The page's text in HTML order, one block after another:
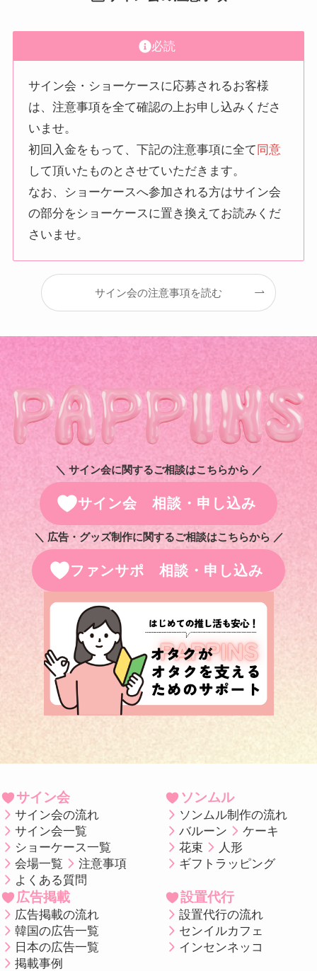
必読
サイン会・ショーケースに応募されるお客様
は、注意事項を全て確認の上お申し込みくださ
いませ。
初回入金をもって、下記の注意事項に全て 同意
して頂いたものとさせていただきます。
なお、ショーケースへ参加される方はサイン会
の部分をショーケースに置き換えてお読みくだ
さいませ。
サイン会の注意事項を読む
＼ サイン会に関するご相談はこちらから ／
サイン会 相談・申し込み
＼ 広告・グッズ制作に関するご相談はこちらから ／
ファンサポ 相談・申し込み
サイン会
サイン会の流れ
サイン会一覧
ショーケース一覧
会場一覧
注意事項
よくある質問
ソンムル
ソンムル制作の流れ
バルーン
ケーキ
花束
人形
ギフトラッピング
広告掲載
広告掲載の流れ
韓国の広告一覧
日本の広告一覧
掲載事例
設置代行
設置代行の流れ
センイルカフェ
インセンネッコ